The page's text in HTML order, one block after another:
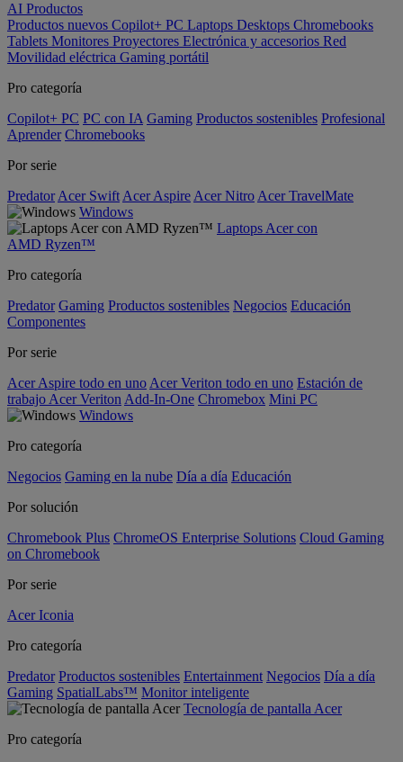
AI Productos
Productos nuevos Copilot+ PC Laptops Desktops Chromebooks
Tablets Monitores Proyectores Electrónica y accesorios Red
Movilidad eléctrica Gaming portátil
Pro categoría
Copilot+ PC PC con IA Gaming Productos sostenibles Profesional
Aprender Chromebooks
Por serie
Predator Acer Swift Acer Aspire Acer Nitro Acer TravelMate
Windows
Laptops Acer con
AMD Ryzen™
Pro categoría
Predator Gaming Productos sostenibles Negocios Educación
Componentes
Por serie
Acer Aspire todo en uno Acer Veriton todo en uno Estación de
trabajo Acer Veriton Add-In-One Chromebox Mini PC
Windows
Pro categoría
Negocios Gaming en la nube Día a día Educación
Por solución
Chromebook Plus ChromeOS Enterprise Solutions Cloud Gaming
on Chromebook
Por serie
Acer Iconia
Pro categoría
Predator Productos sostenibles Entertainment Negocios Día a día
Gaming SpatialLabs™ Monitor inteligente
Tecnología de pantalla Acer
Pro categoría